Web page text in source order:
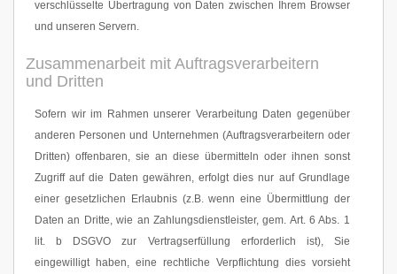
verschlüsselte Übertragung von Daten zwischen Ihrem Browser
und unseren Servern.
Zusammenarbeit mit Auftragsverarbeitern
und Dritten
Sofern wir im Rahmen unserer Verarbeitung Daten gegenüber
anderen Personen und Unternehmen (Auftragsverarbeitern oder
Dritten) offenbaren, sie an diese übermitteln oder ihnen sonst
Zugriff auf die Daten gewähren, erfolgt dies nur auf Grundlage
einer gesetzlichen Erlaubnis (z.B. wenn eine Übermittlung der
Daten an Dritte, wie an Zahlungsdienstleister, gem. Art. 6 Abs. 1
lit. b DSGVO zur Vertragserfüllung erforderlich ist), Sie
eingewilligt haben, eine rechtliche Verpflichtung dies vorsieht